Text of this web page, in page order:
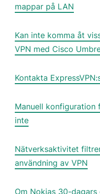
mappar på LAN
Kan inte komma åt
VPN med Cisco
Kontakta
Manuell konfiguration
inte
Nätverksaktivitet
användning av VPN
Om Nokias 30-